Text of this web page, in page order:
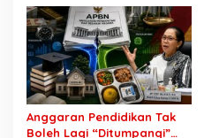
Sertifikat Pramuka Garuda
Kini Buka Jalur Khusus
Rekrutmen TNI-Polri, 784
Garuda Siap Sambut
Peluang Emas
Anggaran Pendidikan Tak
Boleh Lagi “Ditumpangi”